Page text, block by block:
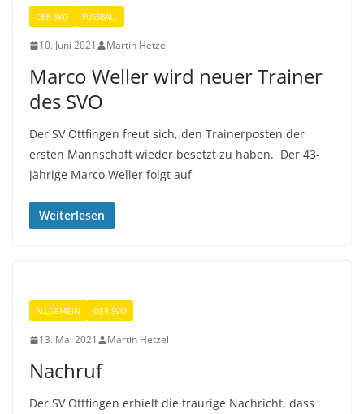
DER SVO FUSSBALL
10. Juni 2021 Martin Hetzel
Marco Weller wird neuer Trainer
des SVO
Der SV Ottfingen freut sich, den Trainerposten der
ersten Mannschaft wieder besetzt zu haben. Der 43-
jährige Marco Weller folgt auf
Weiterlesen
ALLGEMEIN DER SVO
13. Mai 2021 Martin Hetzel
Nachruf
Der SV Ottfingen erhielt die traurige Nachricht, dass